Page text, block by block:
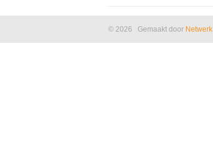
© 2026 Gemaakt door